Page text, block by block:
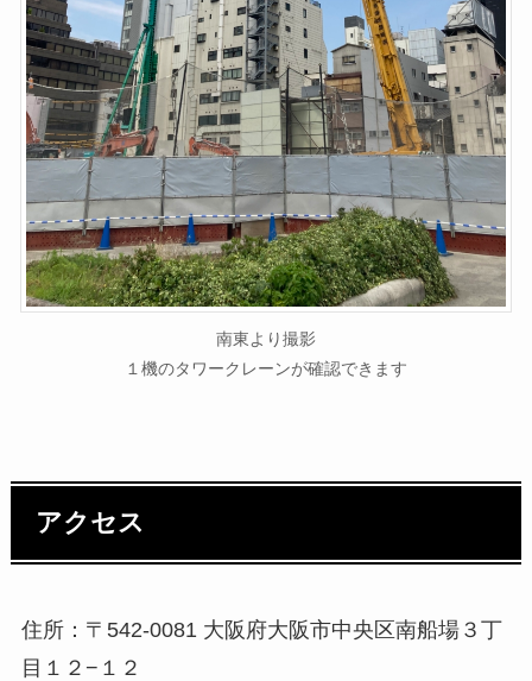
南東より撮影
１機のタワークレーンが確認できます
アクセス
住所：〒542-0081 大阪府大阪市中央区南船場３丁
目１２−１２